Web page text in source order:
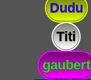
Dudu
Titi
gaubert